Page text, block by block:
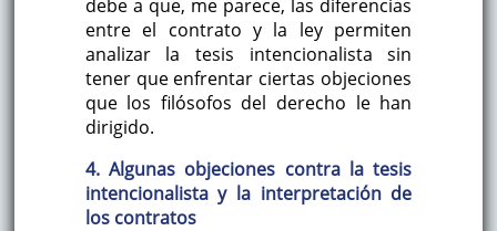
debe a que, me parece, las diferencias
entre el contrato y la ley permiten
analizar la tesis intencionalista sin
tener que enfrentar ciertas objeciones
que los filósofos del derecho le han
dirigido.
4. Algunas objeciones contra la tesis
intencionalista y la interpretación de
los contratos